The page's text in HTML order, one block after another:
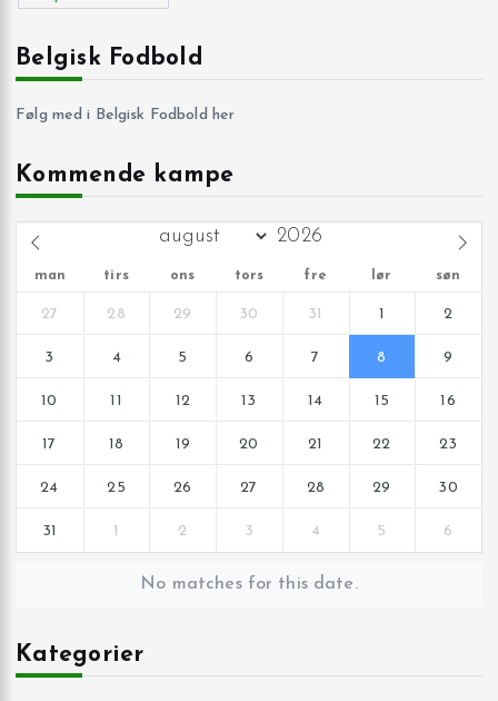
Belgisk Fodbold
Følg med i Belgisk Fodbold her
Kommende kampe
man tirs ons tors fre lør søn
27 28 29 30 31 1 2
3 4 5 6 7 8 9
10 11 12 13 14 15 16
17 18 19 20 21 22 23
24 25 26 27 28 29 30
31 1 2 3 4 5 6
No matches for this date.
Kategorier